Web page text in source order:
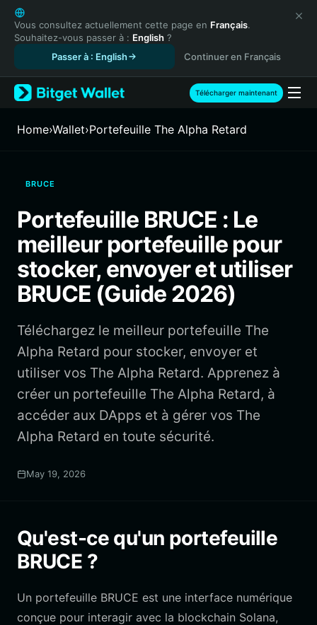
English
日本語
Tiếng Việt
Español (Latinoamérica)
Türkçe
Français
繁體中文
Bahasa Indonesia
ภาษาไทย
Español
Português (Brasil)
Vous consultez actuellement cette page en Français.
Souhaitez-vous passer à : English ?
Passer à : English
Continuer en Français
Télécharger maintenant
Home›Wallet›Portefeuille The Alpha Retard
BRUCE
Portefeuille BRUCE : Le
meilleur portefeuille pour
stocker, envoyer et utiliser
BRUCE (Guide 2026)
Téléchargez le meilleur portefeuille The
Alpha Retard pour stocker, envoyer et
utiliser vos The Alpha Retard. Apprenez à
créer un portefeuille The Alpha Retard, à
accéder aux DApps et à gérer vos The
Alpha Retard en toute sécurité.
May 19, 2026
Qu'est-ce qu'un portefeuille
BRUCE ?
Un portefeuille BRUCE est une interface numérique
conçue pour interagir avec la blockchain Solana,